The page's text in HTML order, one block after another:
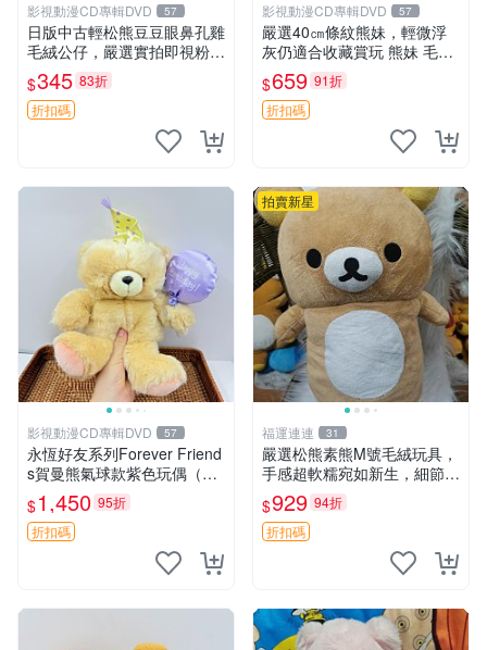
影視動漫CD專輯DVD 57
日版中古輕松熊豆豆眼鼻孔雞
毛絨公仔，嚴選實拍即視粉絲
必買 公仔紙箱氣泡膜精心包
裝快速發貨 輕松熊 公仔 雞毛
絨
$345 83折
折扣碼
影視動漫CD專輯DVD 57
嚴選40㎝條紋熊妹，輕微浮
灰仍適合收藏賞玩 熊妹 毛絨
玩具 浮雕熊
$659 91折
折扣碼
影視動漫CD專輯DVD 57
永恆好友系列Forever Friend
s賀曼熊氣球款紫色玩偶（鼻
子稍有磨損） 中古玩具 氣球
熊 玩偶
$1,450 95折
折扣碼
拍賣新星
福運連連 31
嚴選松熊素熊M號毛絨玩具，
手感超軟糯宛如新生，細節精
緻完美無瑕，推薦送禮或珍
藏，中古狀態保養得宜。 松
熊 素熊 毛絨doll
$929 94折
折扣碼